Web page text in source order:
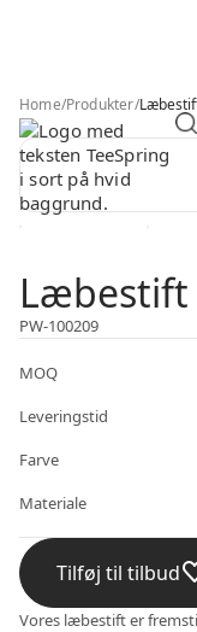
Home/Produkter/
Læbestift
PW-100209
MOQ
Leveringstid
Farve
Materiale
Tilføj til tilbud
Vores læbestift er